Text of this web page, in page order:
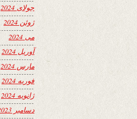
جولای 2024
ژوئن 2024
می 2024
آوریل 2024
مارس 2024
فوریه 2024
ژانویه 2024
دسامبر 2023